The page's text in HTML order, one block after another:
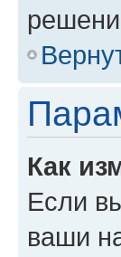
Как
Если
ваши